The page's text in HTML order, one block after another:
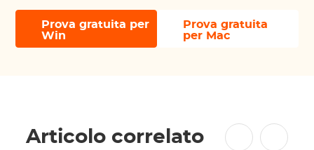
Prova gratuita per
Win
Prova gratuita
per Mac
Articolo correlato